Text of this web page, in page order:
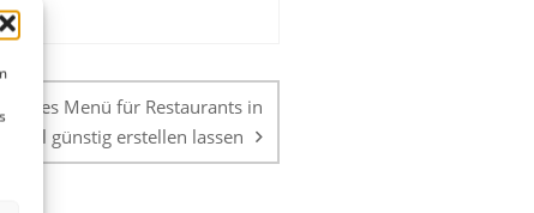
Menü für Restaurants in
günstig erstellen lassen